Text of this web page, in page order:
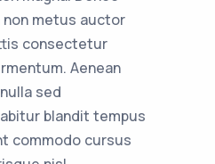
non metus auctor
consectetur
Aenean
sed
blandit tempus
commodo cursus